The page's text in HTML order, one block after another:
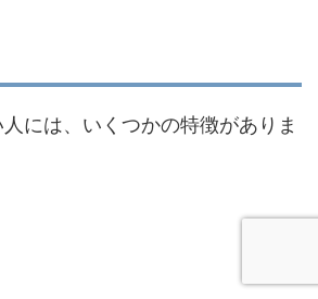
には、いくつかの特徴がありま